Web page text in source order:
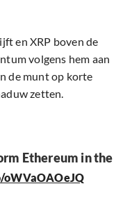
en XRP boven de
volgens hem aan
de munt op korte
zetten.
Ethereum in the
oWVaOAOeJQ